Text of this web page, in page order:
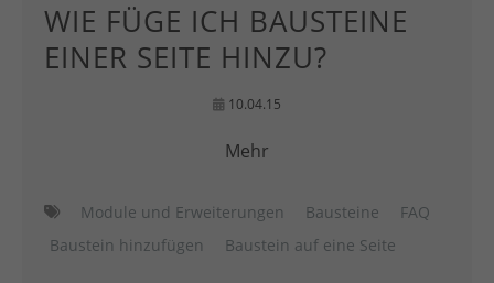
WIE FÜGE ICH BAUSTEINE
EINER SEITE HINZU?
10.04.15
Mehr
Module und Erweiterungen Bausteine
FAQ
Baustein hinzufügen
Baustein auf eine Seite